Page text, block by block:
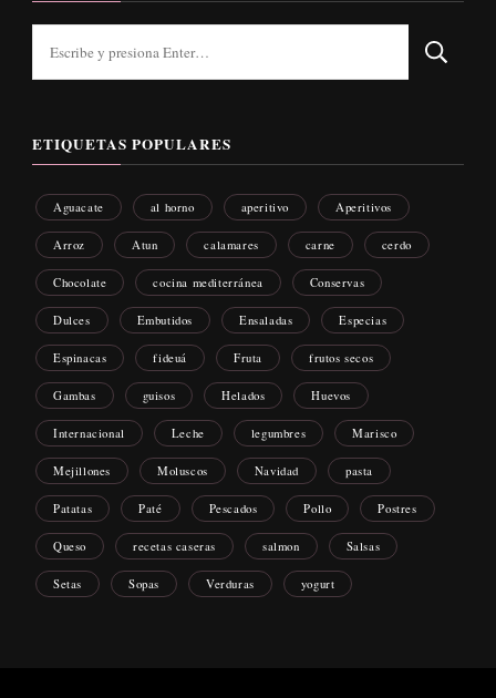
ETIQUETAS POPULARES
Aguacate al horno aperitivo Aperitivos
Arroz Atun calamares carne cerdo
Chocolate cocina mediterránea Conservas
Dulces Embutidos Ensaladas Especias
Espinacas fideuá Fruta frutos secos
Gambas guisos Helados Huevos
Internacional Leche legumbres Marisco
Mejillones Moluscos Navidad pasta
Patatas Paté Pescados Pollo Postres
Queso recetas caseras salmon Salsas
Setas Sopas Verduras yogurt